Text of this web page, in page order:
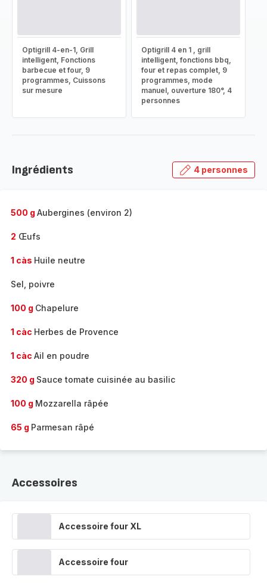
Optigrill 4-en-1, Grill
intelligent, Fonctions
barbecue et four, 9
programmes, Cuissons
sur mesure
Optigrill 4 en 1 , grill
intelligent, fonctions bbq,
four et repas complet, 9
programmes, mode
manuel, ouverture 180°, 4
personnes
Ingrédients 4 personnes
500 g Aubergines (environ 2)
2 Œufs
1 càs Huile neutre
Sel, poivre
100 g Chapelure
1 càc Herbes de Provence
1 càc Ail en poudre
320 g Sauce tomate cuisinée au basilic
100 g Mozzarella râpée
65 g Parmesan râpé
Accessoires
Accessoire four XL
Accessoire four